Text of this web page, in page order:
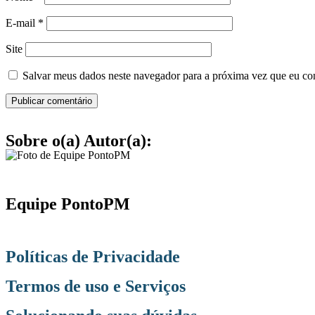
E-mail *
Site
Salvar meus dados neste navegador para a próxima vez que eu
Sobre o(a) Autor(a):
Equipe PontoPM
Políticas de Privacidade
Termos de uso e Serviços